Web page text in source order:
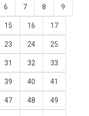
6 7 8 9
15 16 17
23 24 25
31 32 33
39 40 41
47 48 49